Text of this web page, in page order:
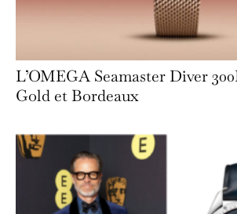
L’OMEGA Seamaster Diver
Gold et Bordeaux